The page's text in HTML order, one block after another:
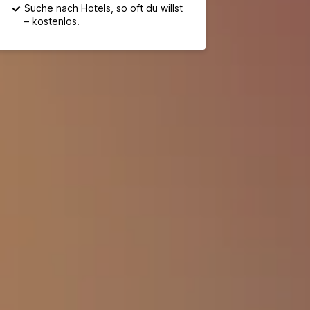
Suche nach Hotels, so oft du willst
– kostenlos.